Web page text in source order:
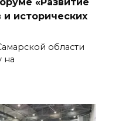
исторических
области
на